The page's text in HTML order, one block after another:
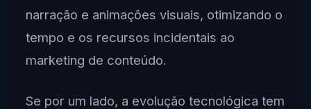
narração e animações visuais, otimizando o
tempo e os recursos incidentais ao
marketing de conteúdo.
Se por um lado, a evolução tecnológica tem